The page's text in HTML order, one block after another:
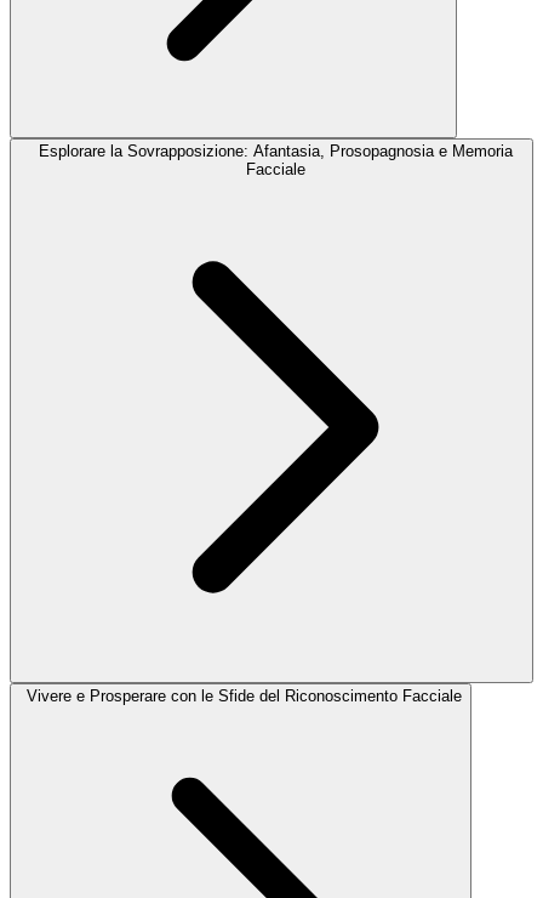
Esplorare la Sovrapposizione: Afantasia, Prosopagnosia e Memoria
Facciale
Vivere e Prosperare con le Sfide del Riconoscimento Facciale